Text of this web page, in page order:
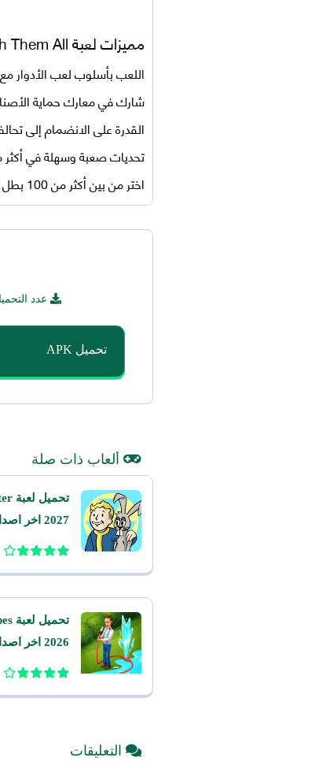
مميزاتلعبة Crush Them All مهكرة اخر اصدار للاندرويد
اللعب بأسلوب لعب الأدوار
شارك في معارك حماية
القدرة على الانضمام إلى
تحديات صعبة وسهلة في أكثر من 1000
اختر من بين أكثر من 100 بطل يتمتعون بمهارات مختلفة.
عدد
تحميل APK
ألعاب ذات صلة
2027 اخر اصدار للاندرويد
2026 اخر اصدار للاندرويد
التعليقات